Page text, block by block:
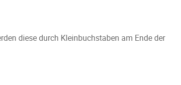
diese durch Kleinbuchstaben am Ende der